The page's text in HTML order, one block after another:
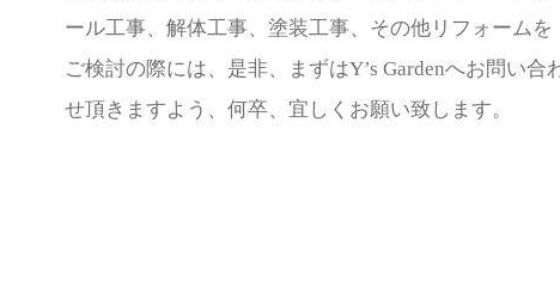
ール工事、解体工事、塗装工事、その他リフォームを
ご検討の際には、是非、まずはY’s Gardenへお問い合
せ頂きますよう、何卒、宜しくお願い致します。